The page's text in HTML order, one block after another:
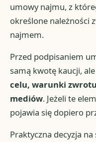
umowy najmu, z
określone należności
najmem.
Przed podpisaniem
samą kwotę kaucji,
celu, warunki
mediów. Jeżeli te
pojawia się dopiero
Praktyczna decyzja